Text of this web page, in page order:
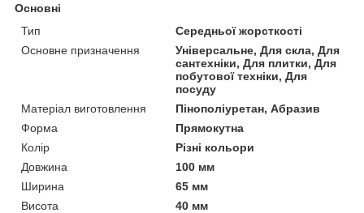
Основні
Тип
Середньої жорсткості
Основне призначення
Універсальне, Для скла, Для
сантехніки, Для плитки, Для
побутової техніки, Для
посуду
Матеріал виготовлення
Пінополіуретан, Абразив
Форма
Прямокутна
Колір
Різні кольори
Довжина
100 мм
Ширина
65 мм
Висота
40 мм